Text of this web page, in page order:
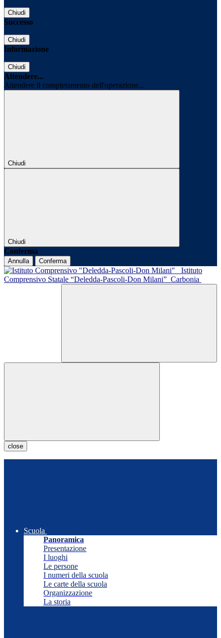
Chiudi
Successo
Chiudi
Informazione
Chiudi
Attendere...
Attendere il completamento dell'operazione...
Chiudi
Chiudi
Conferma
Annulla Conferma
Istituto
Comprensivo Statale “Deledda-Pascoli-Don Milani” Carbonia
close
Scuola
Panoramica
Presentazione
I luoghi
Le persone
I numeri della scuola
Le carte della scuola
Organizzazione
La storia